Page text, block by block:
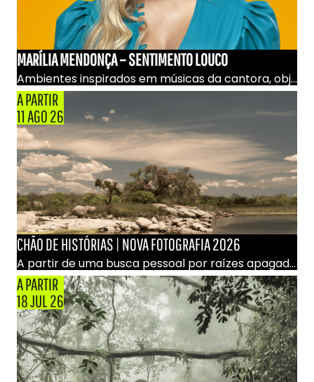
MARÍLIA MENDONÇA–SENTIMENTO LOUCO
Ambientes inspirados em músicas da cantora, objetos pessoais, figurinos, registros inéditos, instalações audiovisuais e experiências interativas.
A PARTIR
11 AGO 26
CHÃO DE HISTÓRIAS | NOVA FOTOGRAFIA 2026
A partir de uma busca pessoal por raízes apagadas, o projeto constrói uma cartografia afetiva do sertão pernambucano
A PARTIR
18 JUL 26